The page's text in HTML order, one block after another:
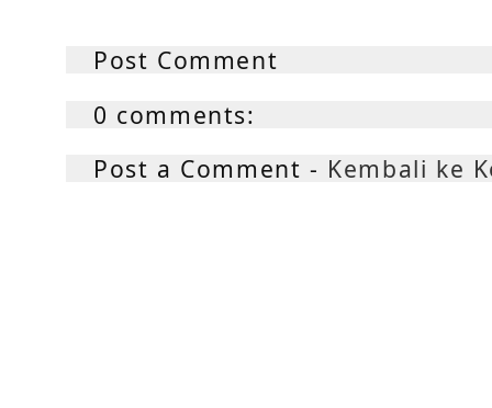
Post Comment
0 comments:
Post a Comment - Kembali ke